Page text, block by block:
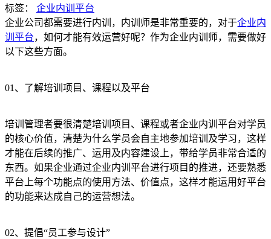
标签：
企业内训平台
企业公司都需要进行内训，内训师是非常重要的，对于企业内
训平台，如何才能有效运营好呢？作为企业内训师，需要做好
以下这些方面。
01、了解培训项目、课程以及平台
培训管理者要很清楚培训项目、课程或者企业内训平台对学员
的核心价值，清楚为什么学员会自主地参加培训及学习，这样
才能在后续的推广、运用及内容建设上，带给学员非常合适的
东西。如果企业通过企业内训平台进行项目的推进，还要熟悉
平台上每个功能点的使用方法、价值点，这样才能运用好平台
的功能来达成自己的运营想法。
02、提倡“员工参与设计”